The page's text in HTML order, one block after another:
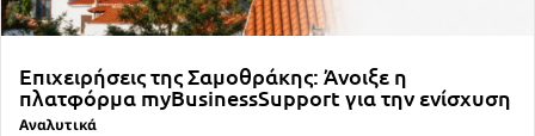
Επιχειρήσεις της Σαμοθράκης: Άνοιξε η
πλατφόρμα myBusinessSupport για την ενίσχυση
Αναλυτικά